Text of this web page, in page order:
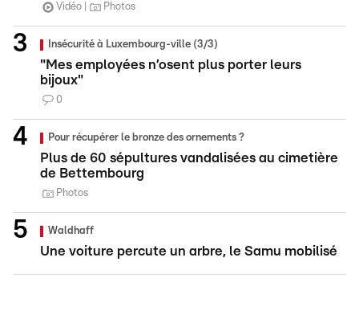
Vidéo Photos
Insécurité à Luxembourg-ville (3/3)
"Mes employées n’osent plus porter leurs
bijoux"
0
Pour récupérer le bronze des ornements ?
Plus de 60 sépultures vandalisées au cimetière
de Bettembourg
Photos
Waldhaff
Une voiture percute un arbre, le Samu mobilisé